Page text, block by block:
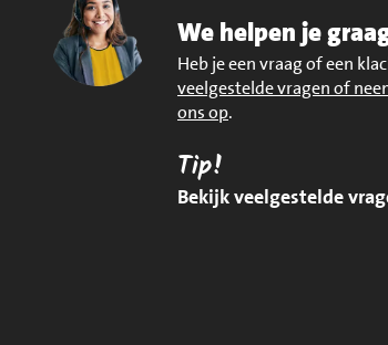
We helpen je
Heb je een vraag of een
veelgestelde vragen of
ons op.
Tip!
Bekijk veelgestelde